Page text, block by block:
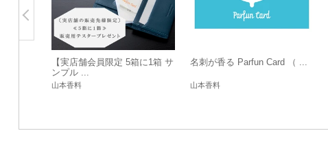
【実店舗会員限定 5箱に1箱 サ
ンプル ...
山本香料
名刺が香る Parfun Card （ ...
山本香料